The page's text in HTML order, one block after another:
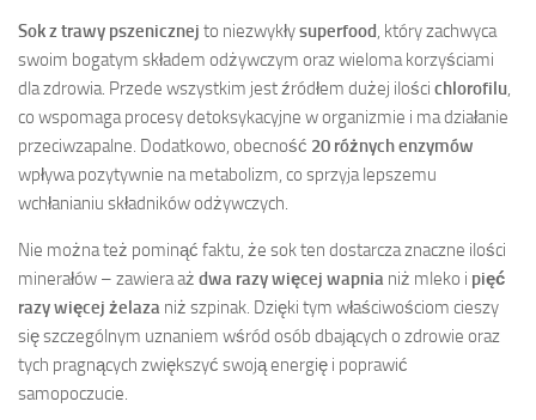
Sok z trawy pszenicznej to niezwykłysuperfood, który zachwyca
swoim bogatym składem odżywczym oraz wieloma korzyściami
dla zdrowia. Przede wszystkim jest źródłem dużej ilości chlorofilu,
co wspomaga procesy detoksykacyjne w organizmie i ma działanie
przeciwzapalne. Dodatkowo, obecność 20 różnych enzymów
wpływa pozytywnie na metabolizm, co sprzyja lepszemu
wchłanianiu składników odżywczych.
Nie można też pominąć faktu, że sok ten dostarcza znaczne ilości
minerałów – zawiera aż dwa razy więcej wapnia niż mleko i pięć
razy więcej żelaza niż szpinak. Dzięki tym właściwościom cieszy
się szczególnym uznaniem wśród osób dbających o zdrowie oraz
tych pragnących zwiększyć swoją energię i poprawić
samopoczucie.